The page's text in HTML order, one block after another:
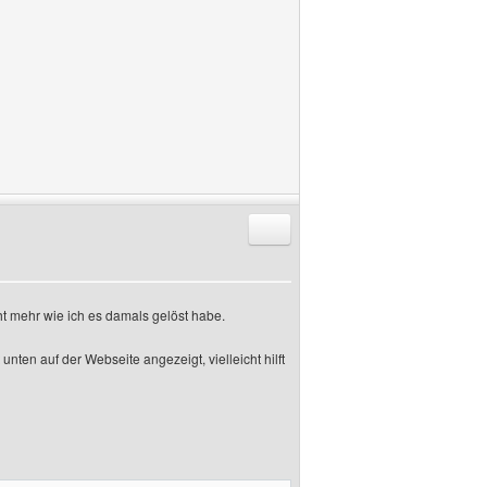
mehr wie ich es damals gelöst habe.
auf der Webseite angezeigt, vielleicht hilft